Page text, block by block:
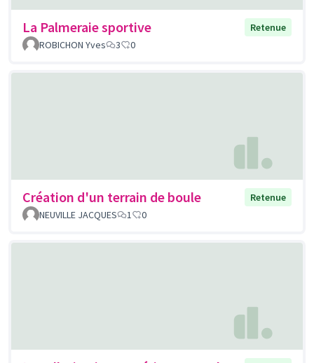
La Palmeraie sportive
Retenue
ROBICHON Yves
3 0
Création d'un terrain de boule
Retenue
NEUVILLE JACQUES
1 0